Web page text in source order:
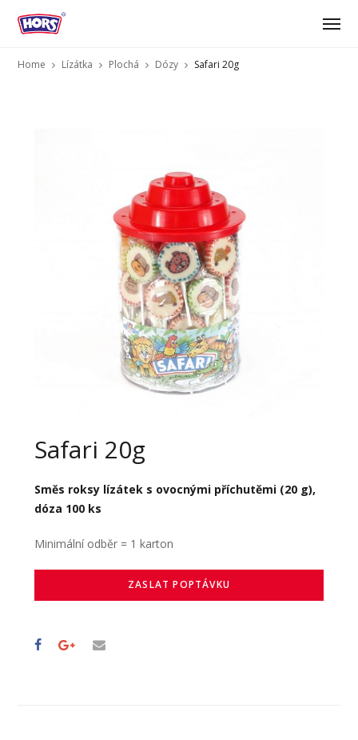
Home Lízátka Plochá Dózy Safari 20g
Safari 20g
Směs roksy lízátek s ovocnými příchutěmi (20 g),
dóza 100 ks
Minimální odběr = 1 karton
ZASLAT POPTÁVKU